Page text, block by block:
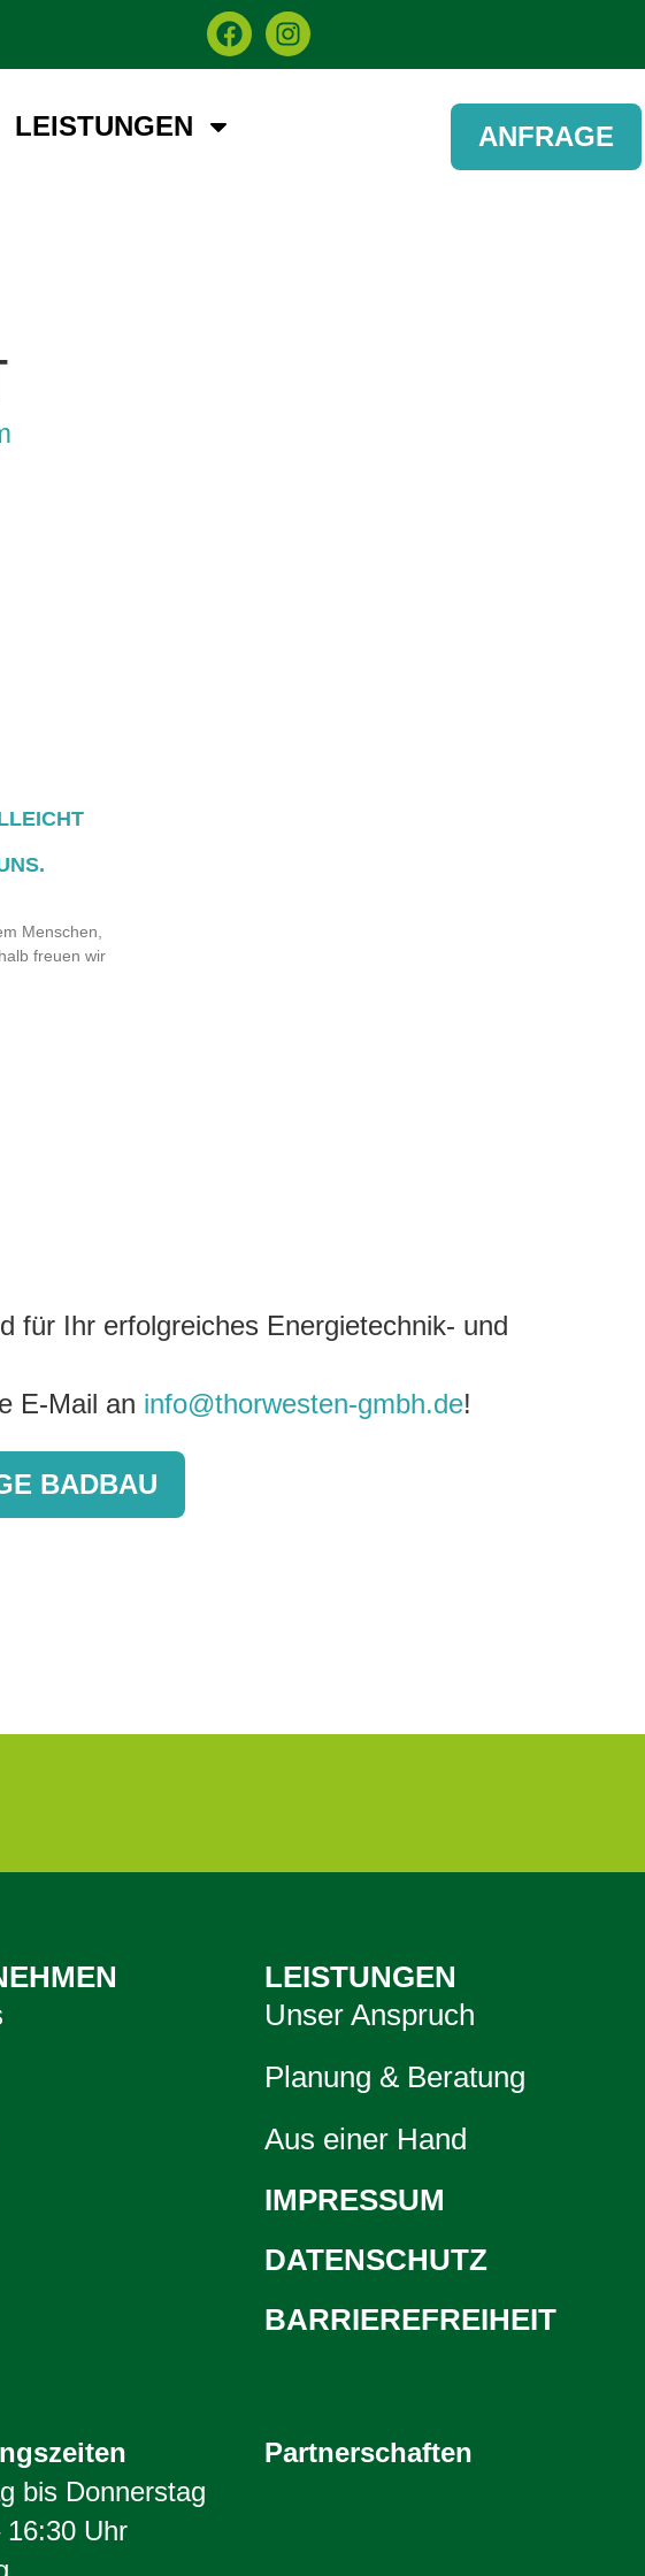
LEISTUNGEN ANFRAGE
Menschen,
freuen wir
für Ihr erfolgreiches Energietechnik- und
E-Mail an info@thorwesten-gmbh.de!
BADBAU
LEISTUNGEN
Unser Anspruch
Planung & Beratung
Aus einer Hand
IMPRESSUM
DATENSCHUTZ
BARRIEREFREIHEIT
bis Donnerstag
16:30 Uhr
Partnerschaften